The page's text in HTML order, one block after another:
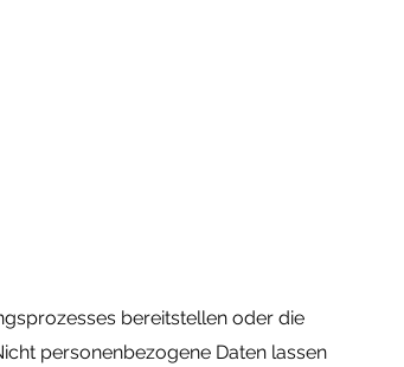
bereitstellen oder die
personenbezogene Daten lassen